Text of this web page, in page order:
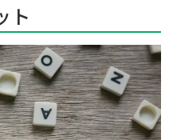
ト